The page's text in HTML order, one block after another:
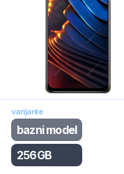
varijante
bazni model
256GB